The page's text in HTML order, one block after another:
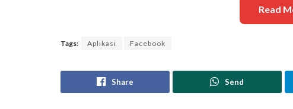
Read
Tags: Aplikasi Facebook
Share Send